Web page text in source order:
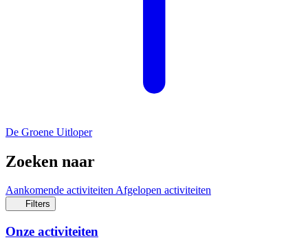
De Groene Uitloper
Zoeken naar
Aankomende activiteitenAfgelopen activiteiten
Filters
Onze activiteiten